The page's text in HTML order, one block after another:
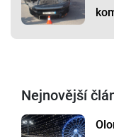
Nejnovější